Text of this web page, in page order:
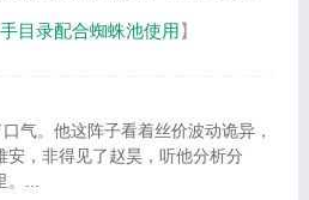
目录配合蜘蛛池使用】
气。他这阵子看着丝价波动诡异，
安，非得见了赵昊，听他分析分
...